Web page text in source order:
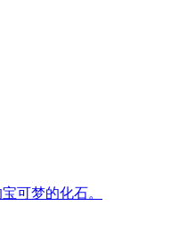
可梦的化石。